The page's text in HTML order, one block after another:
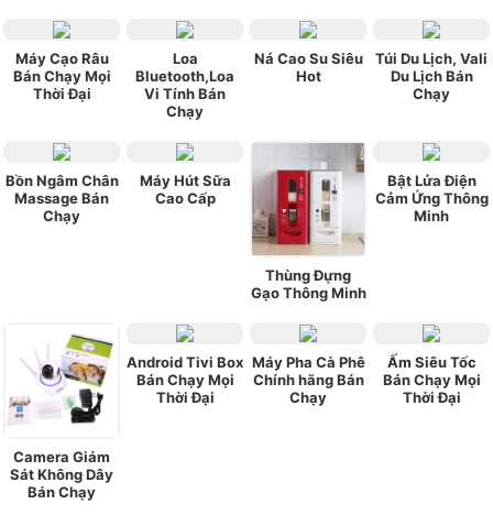
Máy Cạo Râu
Bán Chạy Mọi
Thời Đại
Loa
Bluetooth,Loa
Vi Tính Bán
Chạy
Ná Cao Su Siêu
Hot
Túi Du Lịch, Vali
Du Lịch Bán
Chạy
Bồn Ngâm Chân
Massage Bán
Chạy
Máy Hút Sữa
Cao Cấp
Thùng Đựng
Gạo Thông Minh
Bật Lửa Điện
Cảm Ứng Thông
Minh
Camera Giám
Sát Không Dây
Bán Chạy
Android Tivi Box
Bán Chạy Mọi
Thời Đại
Máy Pha Cà Phê
Chính hãng Bán
Chạy
Ấm Siêu Tốc
Bán Chạy Mọi
Thời Đại